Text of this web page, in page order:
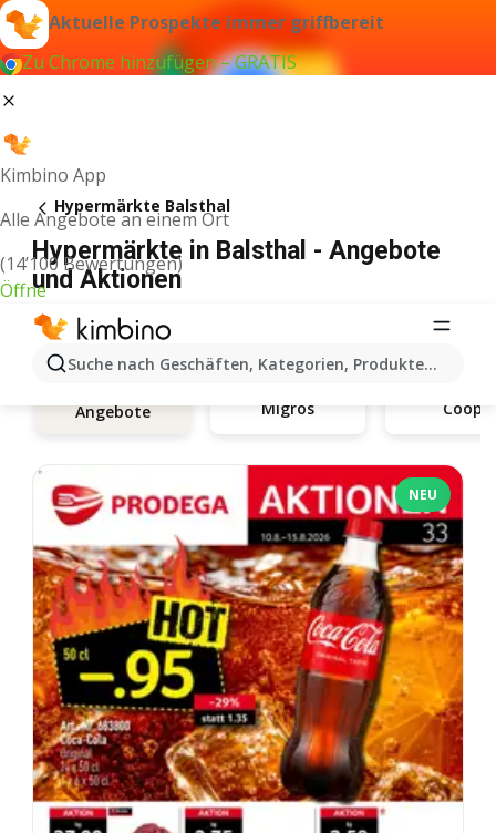
Aktuelle Prospekte immer griffbereit
Zu Chrome hinzufügen – GRATIS
Kimbino App
Alle Angebote an einem Ort
(14’100 Bewertungen)
Öffne
Suche nach Geschäften, Kategorien, Produkten...
Hypermärkte Balsthal
Hypermärkte in Balsthal - Angebote
und Aktionen
Angebote Migros Coop
NEU